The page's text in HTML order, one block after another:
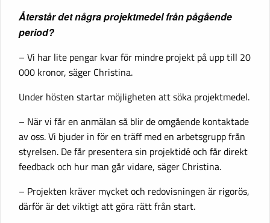
Återstår det några projektmedel från pågående
period?
– Vi har lite pengar kvar för mindre projekt på upp till 20
000 kronor, säger Christina.
Under hösten startar möjligheten att söka projektmedel.
– När vi får en anmälan så blir de omgående kontaktade
av oss. Vi bjuder in för en träff med en arbetsgrupp från
styrelsen. De får presentera sin projektidé och får direkt
feedback och hur man går vidare, säger Christina.
– Projekten kräver mycket och redovisningen är rigorös,
därför är det viktigt att göra rätt från start.